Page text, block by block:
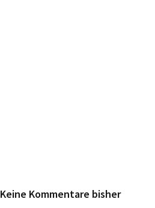
Keine Kommentare bisher